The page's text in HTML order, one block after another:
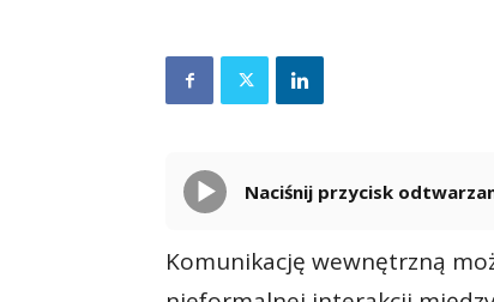
Naciśnij przycisk
Komunikację wewnętrzną